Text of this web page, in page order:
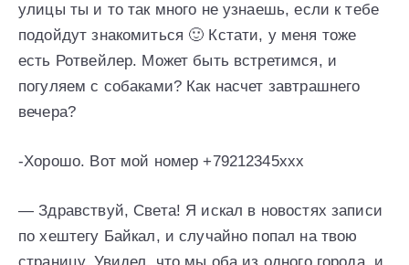
улицы ты и то так много не узнаешь, если к тебе
подойдут знакомиться 🙂 Кстати, у меня тоже
есть Ротвейлер. Может быть встретимся, и
погуляем с собаками? Как насчет завтрашнего
вечера?
-Хорошо. Вот мой номер +79212345xxx
— Здравствуй, Света! Я искал в новостях записи
по хештегу Байкал, и случайно попал на твою